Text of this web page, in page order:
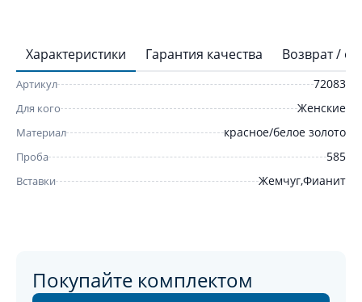
Характеристики Гарантия качества Возврат /
Артикул 72083
Для кого Женские
Материал красное/белое золото
Проба 585
Вставки Жемчуг,Фианит
Покупайте комплектом